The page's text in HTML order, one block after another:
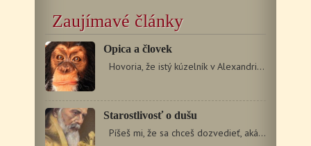
Zaujímavé články
Opica a človek
Hovoria, že istý kúzelník v Alexandrii vycvičil…
Starostlivosť o dušu
Píšeš mi, že sa chceš dozvedieť, aká nevyhnutná…